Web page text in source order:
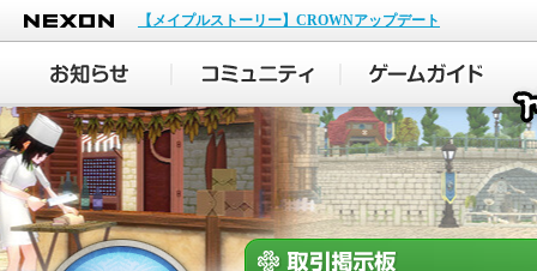
NEXON
【メイプルストーリー】CROWNアップデート